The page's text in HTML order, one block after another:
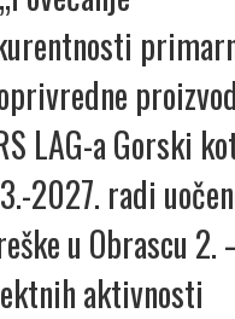
LAG-a Gorski
2027. radi
u Obrascu 2.
aktivnosti